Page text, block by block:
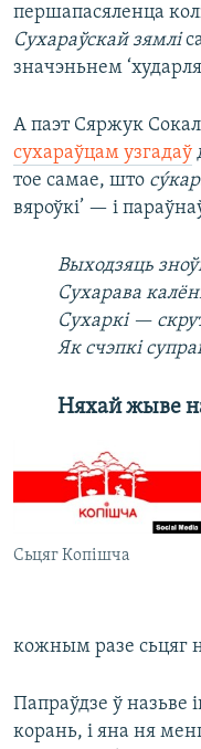
першапасяленца
Сухараўскай зямлі
значэньнем
А паэт Сяржук
сухараўцам узгадаў
тое самае, што
вяроўкі’ — і
Выходзяць
Сухарава
Сухаркі —
Як счэпкі
Няхай жыве
Сьцяг Копішча
кожным разе сьцяг
Папраўдзе ў назьве
корань, і яна ня